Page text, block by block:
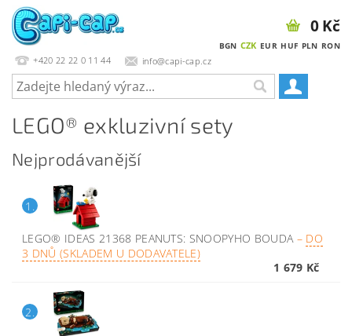
+420 22 22 0 11 44 info@capi-cap.cz
BGN CZK EUR HUF PLN RON
0 Kč
LEGO® exkluzivní sety
Nejprodávanější
1.
LEGO® IDEAS 21368 PEANUTS: SNOOPYHO BOUDA – DO
3 DNŮ (SKLADEM U DODAVATELE)
1 679 Kč
2.